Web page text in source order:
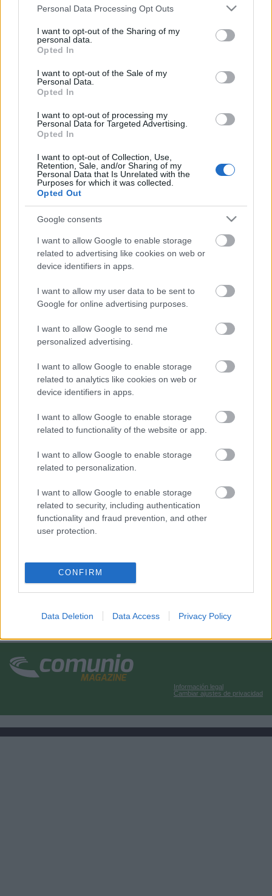
Please note that this website/app uses one or more Google
not limited to your visit or usage behaviour. You may click to
grant or deny consent to Google and its third-party tags to
use your data for below specified purposes in below Google
consent section.
Personal Data Processing Opt Outs
I want to opt-out of the Sharing of my
personal data.
Opted In
I want to opt-out of the Sale of my
Personal Data.
Opted In
I want to opt-out of processing my
Personal Data for Targeted Advertising.
Opted In
I want to opt-out of Collection, Use,
Retention, Sale, and/or Sharing of my
Personal Data that Is Unrelated with the
Purposes for which it was collected.
Opted Out
Google consents
I want to allow Google to enable storage
related to advertising like cookies on web or
device identifiers in apps.
I want to allow my user data to be sent to
Google for online advertising purposes.
I want to allow Google to send me
personalized advertising.
I want to allow Google to enable storage
related to analytics like cookies on web or
device identifiers in apps.
I want to allow Google to enable storage
related to functionality of the website or app.
I want to allow Google to enable storage
related to personalization.
I want to allow Google to enable storage
related to security, including authentication
functionality and fraud prevention, and other
user protection.
CONFIRM
Data Deletion Data Access Privacy Policy
regreso de la gran mayoría de
liguero.
Osasuna
García, David García, Juan Cruz, Manu Sánchez –
Moncayola, Brasanac, Lucas Torró, Rubén García – Kike
Estos jugadores son baja : Aridane Hernández (lesión
muscular), Juan Pérez (molestias musculares).
Posibles modificaciones
: Arrasate podría utilizar el
esquema 5-4-1 que tan buenos resultados le dio en sus
visitas al Estadio de la Cerámica y Bernabéu. Si decidiera
entraría en su lugar Kike Barja o Roberto Torres.
Información legal
Cambiar ajustes de privacidad